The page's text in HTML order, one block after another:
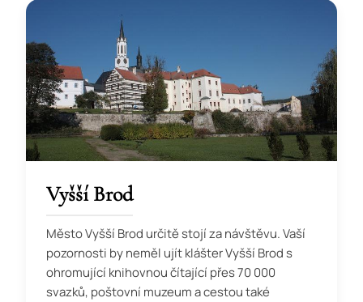
Vyšší Brod
Město Vyšší Brod určitě stojí za návštěvu. Vaší
pozornosti by neměl ujít klášter Vyšší Brod s
ohromující knihovnou čítající přes 70 000
svazků, poštovní muzeum a cestou také